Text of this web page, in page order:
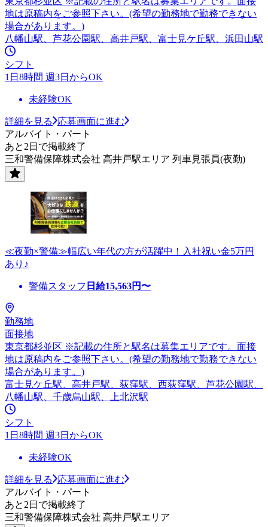
地は原稿内をご参照下さい。(希望の勤務地で勤務できない
場合があります。)
八幡山駅、芦花公園駅、高井戸駅、富士見ケ丘駅、浜田山駅
シフト
1日8時間 週3日からOK
未経験OK
詳細を見る
応募画面に進む
アルバイト・パート
あと2日で掲載終了
三和警備保障株式会社 高井戸駅エリア 列車見張員(夜勤)
≪夜勤×警備≫幅広い年代の方が活躍中！入社祝い金5万円
あり♪
警備スタッフ 日給15,563円〜
勤務地
面接地
東京都杉並区 ※記載の住所と駅名は募集エリアです。面接
地は原稿内をご参照下さい。(希望の勤務地で勤務できない
場合があります。)
富士見ケ丘駅、高井戸駅、荻窪駅、西荻窪駅、芦花公園駅、
八幡山駅、千歳烏山駅、上北沢駅
シフト
1日8時間 週3日からOK
未経験OK
詳細を見る
応募画面に進む
アルバイト・パート
あと2日で掲載終了
三和警備保障株式会社 高井戸駅エリア